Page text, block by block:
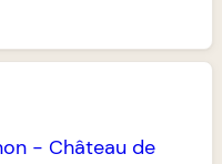
- Château de